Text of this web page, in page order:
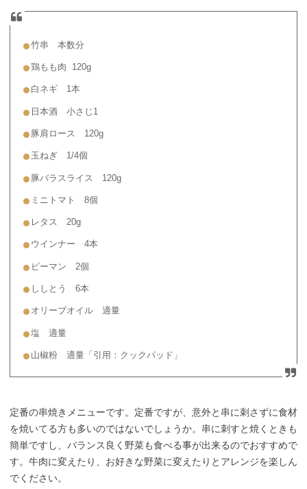
竹串 本数分
鶏もも肉 120g
白ネギ 1本
日本酒 小さじ1
豚肩ロース 120g
玉ねぎ 1/4個
豚バラスライス 120g
ミニトマト 8個
レタス 20g
ウインナー 4本
ピーマン 2個
ししとう 6本
オリーブオイル 適量
塩 適量
山椒粉 適量「引用：クックパッド」
定番の串焼きメニューです。定番ですが、意外と串に刺さずに食材
を焼いてる方も多いのではないでしょうか。串に刺すと焼くときも
簡単ですし、バランス良く野菜も食べる事が出来るのでおすすめで
す。牛肉に変えたり、お好きな野菜に変えたりとアレンジを楽しん
でください。